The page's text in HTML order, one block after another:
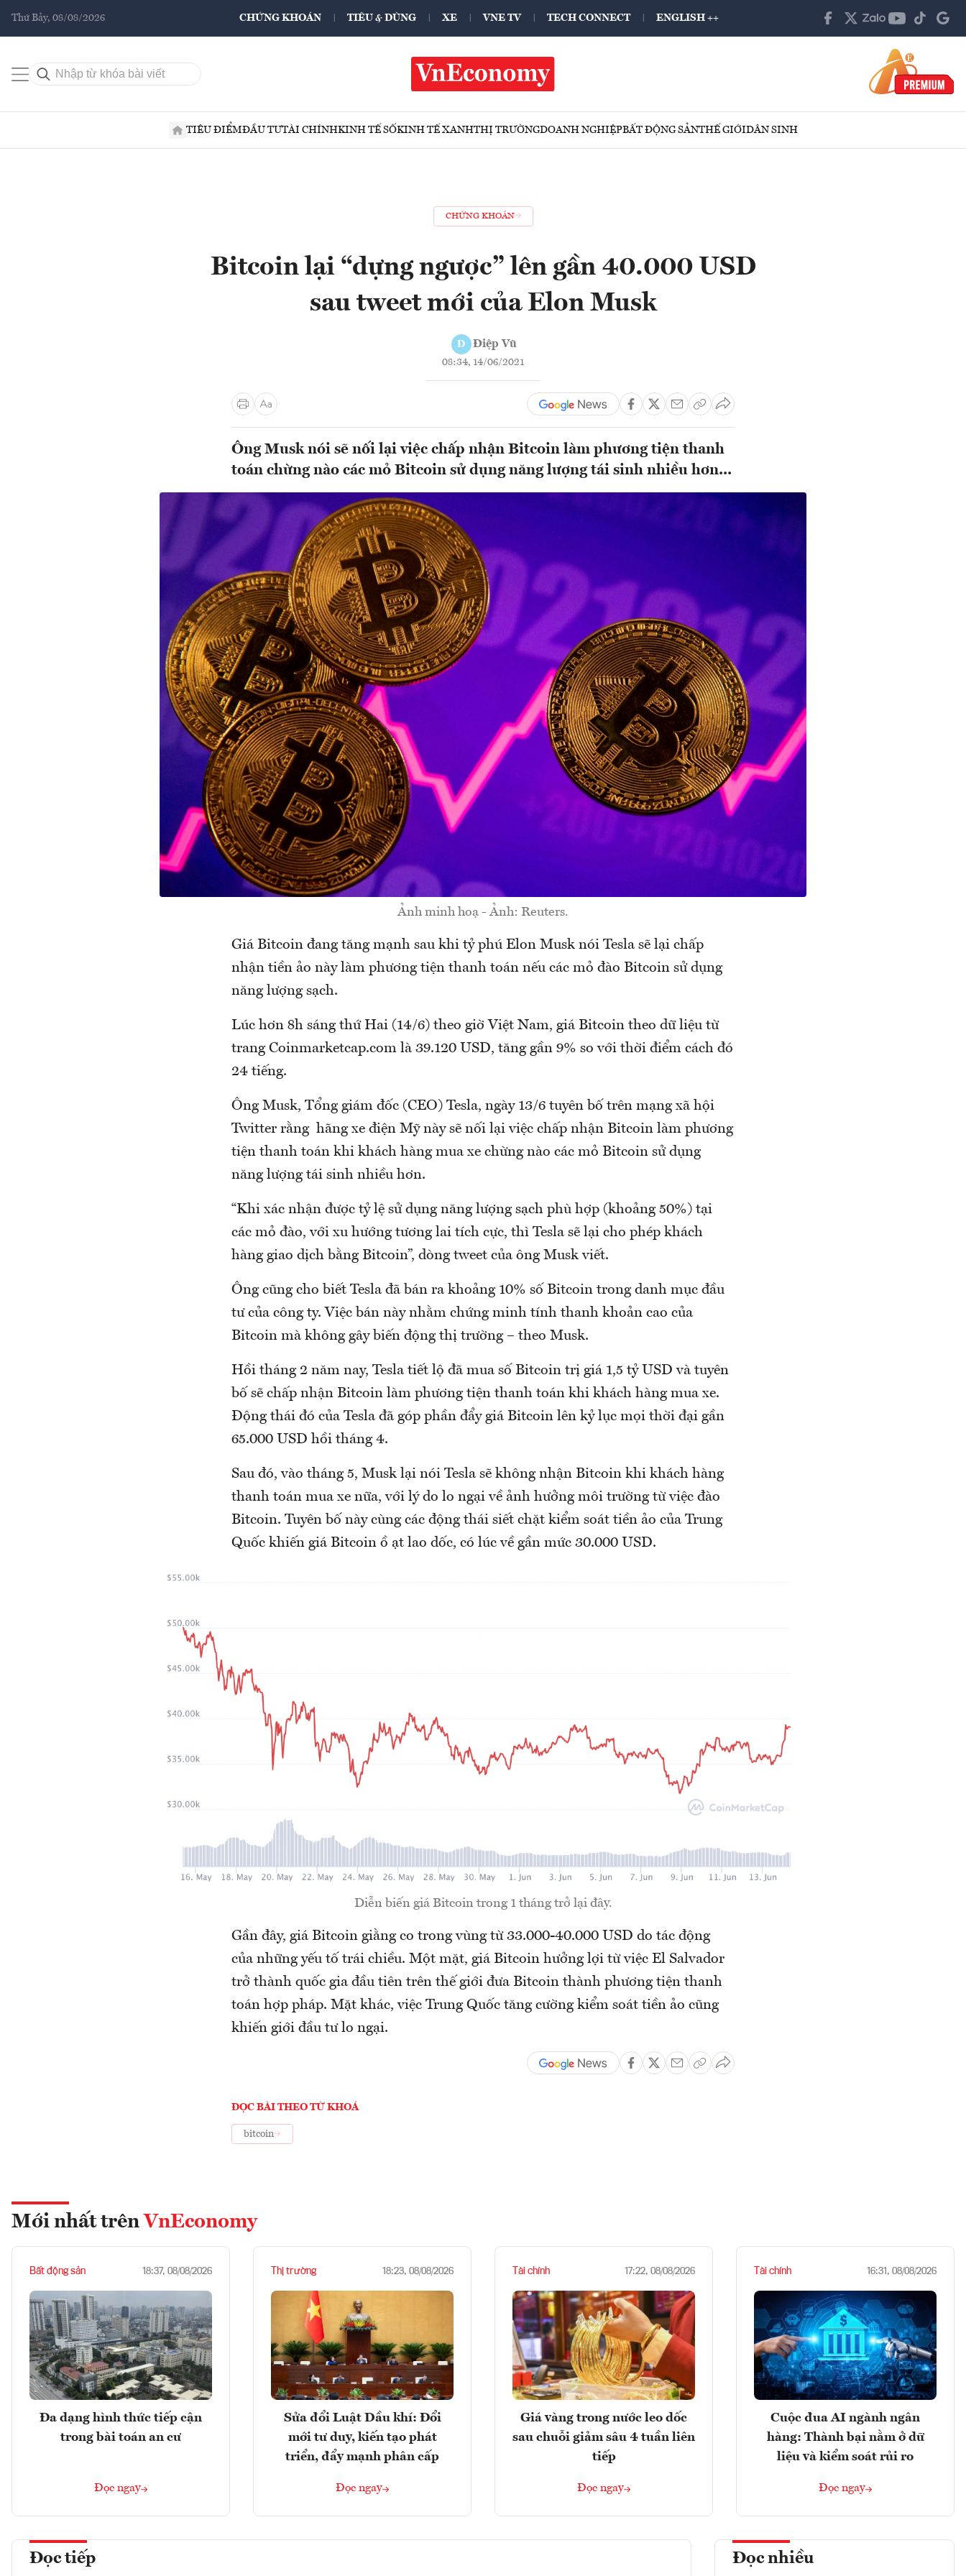
Thứ Bảy, 08/08/2026 CHỨNG KHOÁN TIÊU & DÙNG XE VNE TV TECH CONNECT ENGLISH ++
TIÊU ĐIỂMĐẦU TƯTÀI CHÍNHKINH TẾ SỐKINH TẾ XANHTHỊ TRƯỜNGDOANH NGHIỆPBẤT ĐỘNG SẢNTHẾ GIỚIDÂN SINH
CHỨNG KHOÁN
Bitcoin lại “dựng ngược” lên gần 40.000 USD
sau tweet mới của Elon Musk
Đ Điệp Vũ
08:34, 14/06/2021
Ông Musk nói sẽ nối lại việc chấp nhận Bitcoin làm phương tiện thanh
toán chừng nào các mỏ Bitcoin sử dụng năng lượng tái sinh nhiều hơn...
Ảnh minh hoạ - Ảnh: Reuters.
Giá Bitcoin đang tăng mạnh sau khi tỷ phú Elon Musk nói Tesla sẽ lại chấp
nhận tiền ảo này làm phương tiện thanh toán nếu các mỏ đào Bitcoin sử dụng
năng lượng sạch.
Lúc hơn 8h sáng thứ Hai (14/6) theo giờ Việt Nam, giá Bitcoin theo dữ liệu từ
trang Coinmarketcap.com là 39.120 USD, tăng gần 9% so với thời điểm cách đó
24 tiếng.
Ông Musk, Tổng giám đốc (CEO) Tesla, ngày 13/6 tuyên bố trên mạng xã hội
Twitter rằng hãng xe điện Mỹ này sẽ nối lại việc chấp nhận Bitcoin làm phương
tiện thanh toán khi khách hàng mua xe chừng nào các mỏ Bitcoin sử dụng
năng lượng tái sinh nhiều hơn.
“Khi xác nhận được tỷ lệ sử dụng năng lượng sạch phù hợp (khoảng 50%) tại
các mỏ đào, với xu hướng tương lai tích cực, thì Tesla sẽ lại cho phép khách
hàng giao dịch bằng Bitcoin”, dòng tweet của ông Musk viết.
Ông cũng cho biết Tesla đã bán ra khoảng 10% số Bitcoin trong danh mục đầu
tư của công ty. Việc bán này nhằm chứng minh tính thanh khoản cao của
Bitcoin mà không gây biến động thị trường – theo Musk.
Hồi tháng 2 năm nay, Tesla tiết lộ đã mua số Bitcoin trị giá 1,5 tỷ USD và tuyên
bố sẽ chấp nhận Bitcoin làm phương tiện thanh toán khi khách hàng mua xe.
Động thái đó của Tesla đã góp phần đẩy giá Bitcoin lên kỷ lục mọi thời đại gần
65.000 USD hồi tháng 4.
Sau đó, vào tháng 5, Musk lại nói Tesla sẽ không nhận Bitcoin khi khách hàng
thanh toán mua xe nữa, với lý do lo ngại về ảnh hưởng môi trường từ việc đào
Bitcoin. Tuyên bố này cùng các động thái siết chặt kiểm soát tiền ảo của Trung
Quốc khiến giá Bitcoin ồ ạt lao dốc, có lúc về gần mức 30.000 USD.
Diễn biến giá Bitcoin trong 1 tháng trở lại đây.
Gần đây, giá Bitcoin giằng co trong vùng từ 33.000-40.000 USD do tác động
của những yếu tố trái chiều. Một mặt, giá Bitcoin hưởng lợi từ việc El Salvador
trở thành quốc gia đầu tiên trên thế giới đưa Bitcoin thành phương tiện thanh
toán hợp pháp. Mặt khác, việc Trung Quốc tăng cường kiểm soát tiền ảo cũng
khiến giới đầu tư lo ngại.
ĐỌC BÀI THEO TỪ KHOÁ
bitcoin
Mới nhất trên VnEconomy
Bất động sản 18:37, 08/08/2026
Đa dạng hình thức tiếp cận
trong bài toán an cư
Đọc ngay
Thị trường 18:23, 08/08/2026
Sửa đổi Luật Dầu khí: Đổi
mới tư duy, kiến tạo phát
triển, đẩy mạnh phân cấp
Đọc ngay
Tài chính 17:22, 08/08/2026
Giá vàng trong nước leo dốc
sau chuỗi giảm sâu 4 tuần liên
tiếp
Đọc ngay
Tài chính 16:31, 08/08/2026
Cuộc đua AI ngành ngân
hàng: Thành bại nằm ở dữ
liệu và kiểm soát rủi ro
Đọc ngay
Đọc tiếp Đọc nhiều